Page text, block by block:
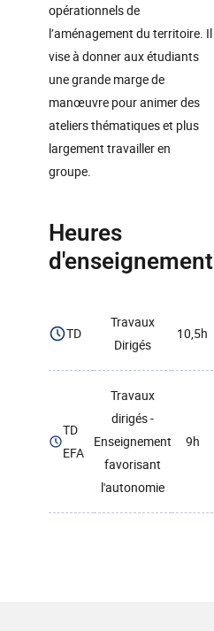
opérationnels de
l’aménagement du territoire. Il
vise à donner aux étudiants
une grande marge de
manœuvre pour animer des
ateliers thématiques et plus
largement travailler en
groupe.
Heures
d'enseignement
TD
Travaux
Dirigés
10,5h
TD
EFA
Travaux
dirigés -
Enseignement
favorisant
l'autonomie
9h